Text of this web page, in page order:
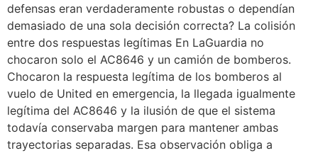
defensas eran verdaderamente robustas o dependían
demasiado de una sola decisión correcta? La colisión
entre dos respuestas legítimas En LaGuardia no
chocaron solo el AC8646 y un camión de bomberos.
Chocaron la respuesta legítima de los bomberos al
vuelo de United en emergencia, la llegada igualmente
legítima del AC8646 y la ilusión de que el sistema
todavía conservaba margen para mantener ambas
trayectorias separadas. Esa observación obliga a